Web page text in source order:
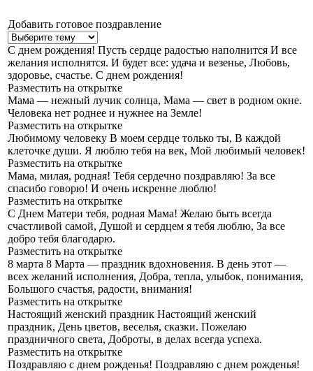
Добавить готовое поздравление
С днем рождения! Пусть сердце радостью наполнится И все
желания исполнятся. И будет все: удача и везенье, Любовь,
здоровье, счастье. С днем рождения!
Разместить на открытке
Мама — нежный лучик солнца, Мама — свет в родном окне.
Человека нет роднее и нужнее на Земле!
Разместить на открытке
Любимому человеку В моем сердце только ты, В каждой
клеточке души. Я люблю тебя на век, Мой любимый человек!
Разместить на открытке
Мама, милая, родная! Тебя сердечно поздравляю! За все
спасибо говорю! И очень искренне люблю!
Разместить на открытке
С Днем Матери тебя, родная Мама! Желаю быть всегда
счастливой самой, Душой и сердцем я тебя люблю, За все
добро тебя благодарю.
Разместить на открытке
8 марта 8 Марта — праздник вдохновения. В день этот —
всех желаний исполнения, Добра, тепла, улыбок, понимания,
Большого счастья, радости, внимания!
Разместить на открытке
Настоящий женский праздник Настоящий женский
праздник, День цветов, веселья, сказки. Пожелаю
праздничного света, Доброты, в делах всегда успеха.
Разместить на открытке
Поздравляю с днем рожденья! Поздравляю с днем рожденья!